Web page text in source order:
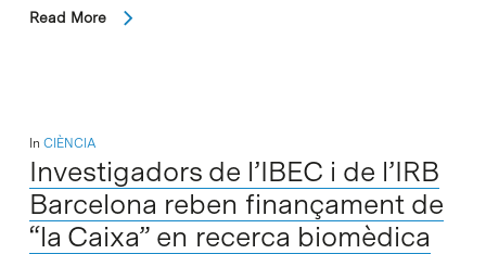
Read More
In CIÈNCIA
Investigadors de l’IBEC i de l’IRB
Barcelona reben finançament de
“la Caixa” en recerca biomèdica